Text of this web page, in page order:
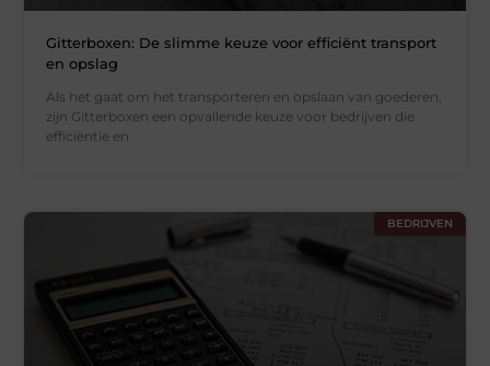
Gitterboxen: De slimme keuze voor efficiënt transport
en opslag
Als het gaat om het transporteren en opslaan van goederen,
zijn Gitterboxen een opvallende keuze voor bedrijven die
efficiëntie en
BEDRIJVEN